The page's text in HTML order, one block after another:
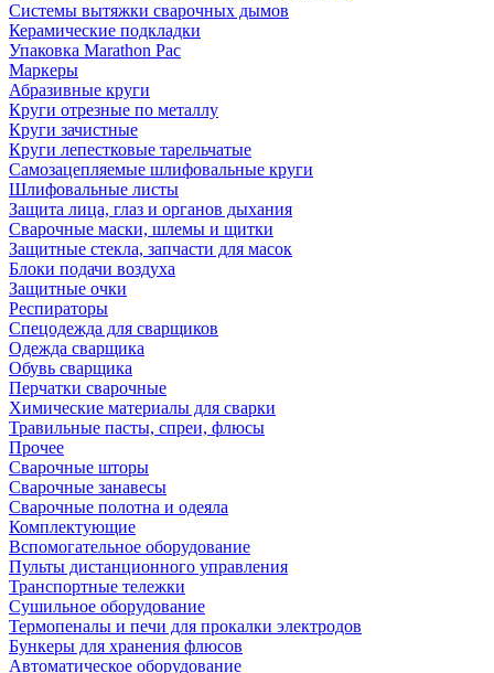
Системы вытяжки сварочных дымов
Керамические подкладки
Упаковка Marathon Pac
Маркеры
Абразивные круги
Круги отрезные по металлу
Круги зачистные
Круги лепестковые тарельчатые
Самозацепляемые шлифовальные круги
Шлифовальные листы
Защита лица, глаз и органов дыхания
Сварочные маски, шлемы и щитки
Защитные стекла, запчасти для масок
Блоки подачи воздуха
Защитные очки
Респираторы
Спецодежда для сварщиков
Одежда сварщика
Обувь сварщика
Перчатки сварочные
Химические материалы для сварки
Травильные пасты, спреи, флюсы
Прочее
Сварочные шторы
Сварочные занавесы
Сварочные полотна и одеяла
Комплектующие
Вспомогательное оборудование
Пульты дистанционного управления
Транспортные тележки
Сушильное оборудование
Термопеналы и печи для прокалки электродов
Бункеры для хранения флюсов
Автоматическое оборудование